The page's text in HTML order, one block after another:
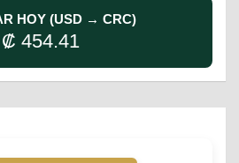
HOY (USD → CRC)
₡ 454.41